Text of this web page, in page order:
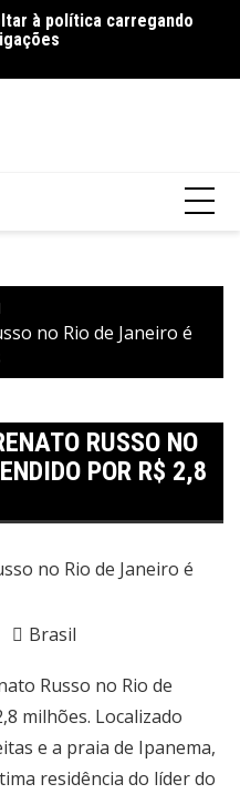
à política carregando
os filhos no Dia dos
no Rio de Janeiro é
RUSSO NO
POR R$ 2,8
Brasil
Russo no Rio de
milhões. Localizado
e a praia de Ipanema,
residência do líder do